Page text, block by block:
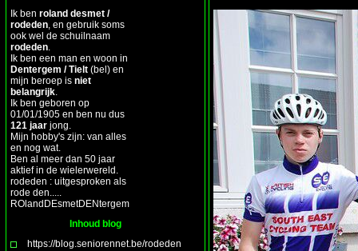
Ik ben roland desmet /
rodeden , en gebruik soms
ook wel de schuilnaam
rodeden
Ik ben een man en woon in
Dentergem / Tielt (bel) en
mijn beroep is niet
belangrijk
Ik ben geboren op
01/01/1905 en ben nu dus
121 jaar jong.
Mijn hobby's zijn: van alles
en nog wat.
Ben al meer dan 50 jaar
aktief in de wielerwereld.
rodeden : uitgesproken als
rode den.....
ROlandDEsmetDENtergem
Inhoud blog
https://blog.seniorennet.be/rodeden